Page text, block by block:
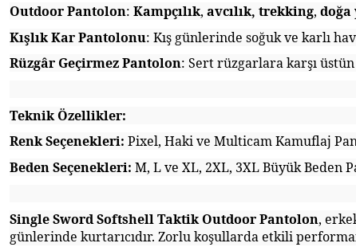
Outdoor Pantolon: Kampçılık, avcılık, trekking,
Kışlık Kar Pantolonu: Kış günlerinde soğuk ve karlı
Rüzgâr Geçirmez Pantolon: Sert rüzgarlara karşı
Teknik Özellikler:
Renk Seçenekleri: Pixel, Haki ve Multicam Kamuflaj
Beden Seçenekleri: M, L ve XL, 2XL, 3XL Büyük Beden
Single Sword Softshell Taktik Outdoor Pantolon,
günlerinde kurtarıcıdır. Zorlu koşullarda etkili